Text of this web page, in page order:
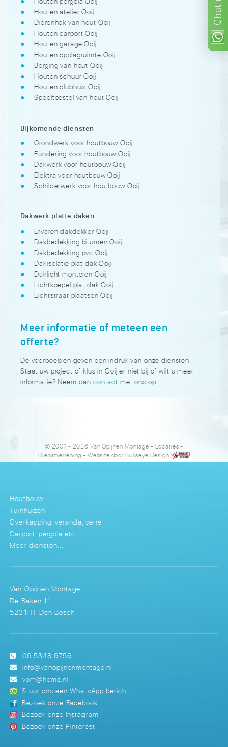
Chat
Houten atelier Ooij
Dierenhok van hout Ooij
Houten carport Ooij
Houten garage Ooij
Houten opslagruimte Ooij
Berging van hout Ooij
Houten schuur Ooij
Houten clubhuis Ooij
Speeltoestel van hout Ooij
Bijkomende diensten
Grondwerk voor houtbouw Ooij
Fundering voor houtbouw Ooij
Dakwerk voor houtbouw Ooij
Elektra voor houtbouw Ooij
Schilderwerk voor houtbouw Ooij
Dakwerk platte daken
Ervaren dakdekker Ooij
Dakbedekking bitumen Ooij
Dakbedekking pvc Ooij
Dakisolatie plat dak Ooij
Daklicht monteren Ooij
Lichtkoepel plat dak Ooij
Lichtstraat plaatsen Ooij
Meer informatie of meteen een
offerte?
De voorbeelden geven een indruk van onze diensten.
Staat uw project of klus in Ooij er niet bij of wilt u meer
informatie? Neem dan contact met ons op.
© 2001 - 2026 Van Opijnen Montage - Locaties-
Dienstverlening - Website doorBullseye Design
Houtbouw
Tuinhuizen
Overkapping, veranda, serre
Carport, pergola etc.
Meer diensten...
Van Opijnen Montage
De Baken 11
5231HT Den Bosch
06 5348 6756
info@vanopijnenmontage.nl
vom@home.nl
Stuur ons een WhatsApp bericht
Bezoek onze Facebook
Bezoek onze Instagram
Bezoek onze Pinterest